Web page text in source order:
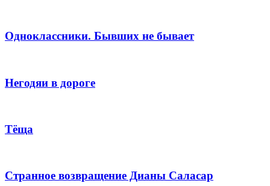
Одноклассники. Бывших не бывает
Негодяи в дороге
Тёща
Странное возвращение Дианы Саласар